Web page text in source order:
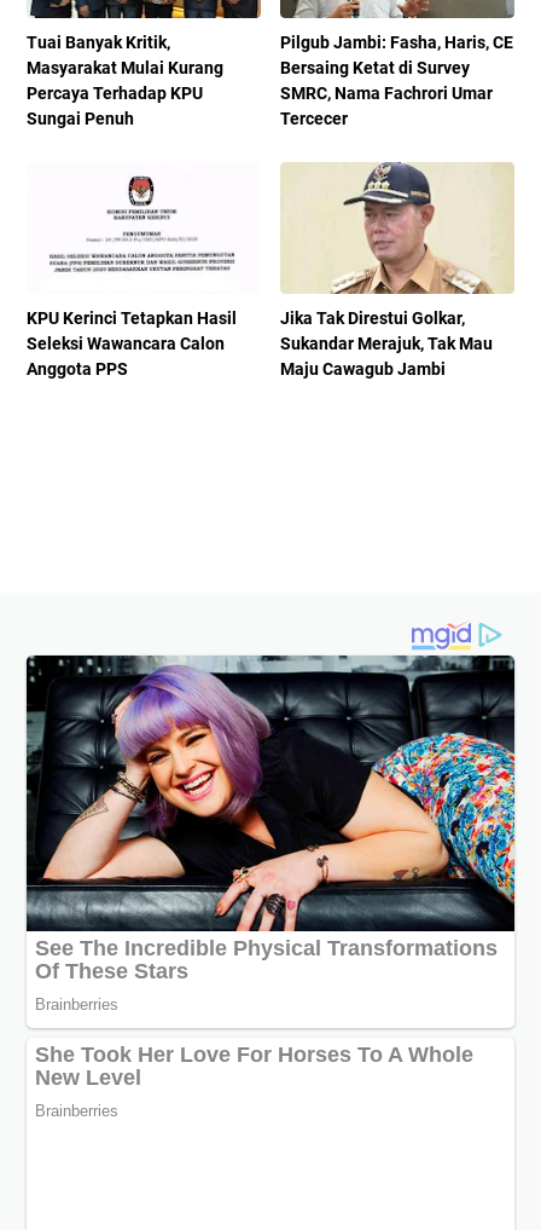
Tuai Banyak Kritik,
Masyarakat Mulai Kurang
Percaya Terhadap KPU
Sungai Penuh
Pilgub Jambi: Fasha, Haris, CE
Bersaing Ketat di Survey
SMRC, Nama Fachrori Umar
Tercecer
KPU Kerinci Tetapkan Hasil
Seleksi Wawancara Calon
Anggota PPS
Jika Tak Direstui Golkar,
Sukandar Merajuk, Tak Mau
Maju Cawagub Jambi